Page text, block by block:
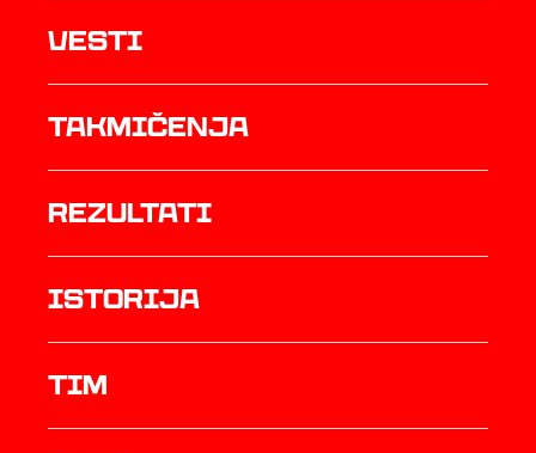
Vesti
Takmičenja
rezultati
istorija
TIM